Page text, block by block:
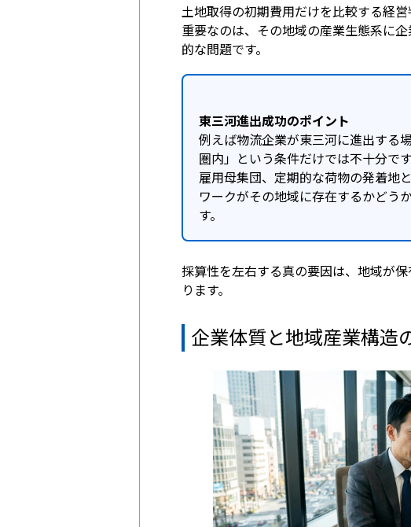
土地取得の初期費用だけを比較する経
重要なのは、その地域の産業生態系に
的な問題です。
東三河進出成功のポイント
例えば物流企業が東三河に進出する
圏内」という条件だけでは不十分で
雇用母集団、定期的な荷物の発着
ワークがその地域に存在するかどう
す。
採算性を左右する真の要因は、地域が
ります。
企業体質と地域産業構造